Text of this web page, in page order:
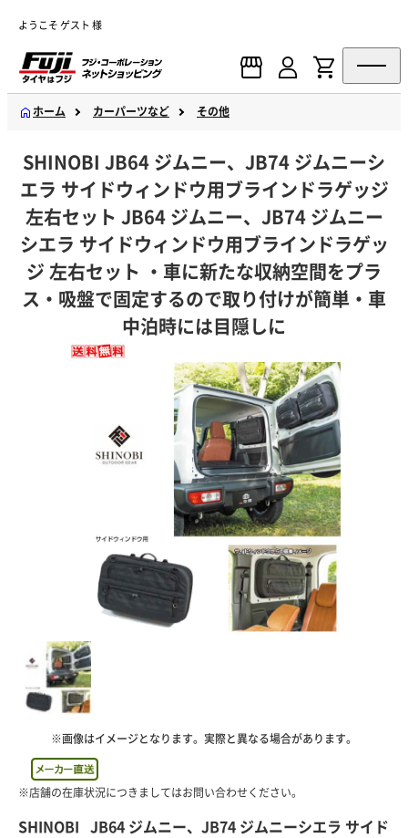
ようこそ ゲスト 様
ホーム カーパーツなど その他
SHINOBI JB64 ジムニー、JB74 ジムニーシ
エラ サイドウィンドウ用ブラインドラゲッジ
左右セット JB64 ジムニー、JB74 ジムニー
シエラ サイドウィンドウ用ブラインドラゲッ
ジ 左右セット ・車に新たな収納空間をプラ
ス・吸盤で固定するので取り付けが簡単・車
中泊時には目隠しに
※画像はイメージとなります。実際と異なる場合があります。
SHINOBI JB64 ジムニー、JB74 ジムニーシエラ サイド